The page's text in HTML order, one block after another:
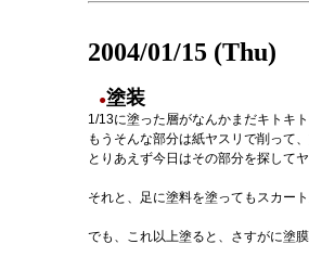
2004/01/15 (Thu)
●塗装
1/13に塗った層がなんかまだキトキ
もうそんな部分は紙ヤスリで削って、
とりあえず今日はその部分を探してヤ
それと、足に塗料を塗ってもスカー
でも、これ以上塗ると、さすがに塗